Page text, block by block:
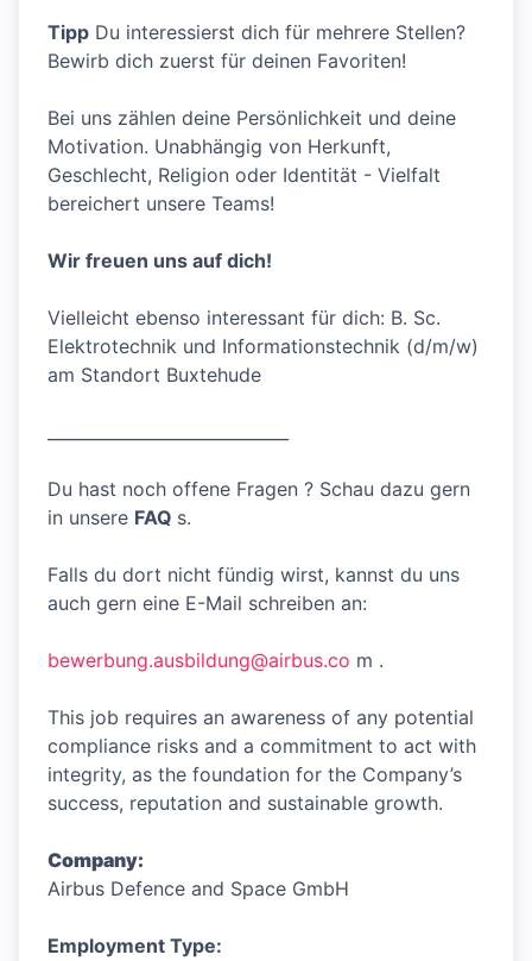
Tipp Du interessierst dich für mehrere Stellen?
Bewirb dich zuerst für deinen Favoriten!
Bei uns zählen deine Persönlichkeit und deine
Motivation. Unabhängig von Herkunft,
Geschlecht, Religion oder Identität - Vielfalt
bereichert unsere Teams!
Wir freuen uns auf dich!
Vielleicht ebenso interessant für dich: B. Sc.
Elektrotechnik und Informationstechnik (d/m/w)
am Standort Buxtehude
Du hast noch offene Fragen ? Schau dazu gern
in unsere FAQ s.
Falls du dort nicht fündig wirst, kannst du uns
auch gern eine E-Mail schreiben an:
bewerbung.ausbildung@airbus.co m .
This job requires an awareness of any potential
compliance risks and a commitment to act with
integrity, as the foundation for the Company’s
success, reputation and sustainable growth.
Company:
Airbus Defence and Space GmbH
Employment Type: